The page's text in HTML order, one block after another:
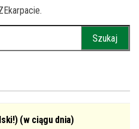
(w ciągu dnia)